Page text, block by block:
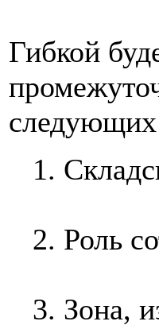
Гибкой
1.
2. Роль
3. Зона,